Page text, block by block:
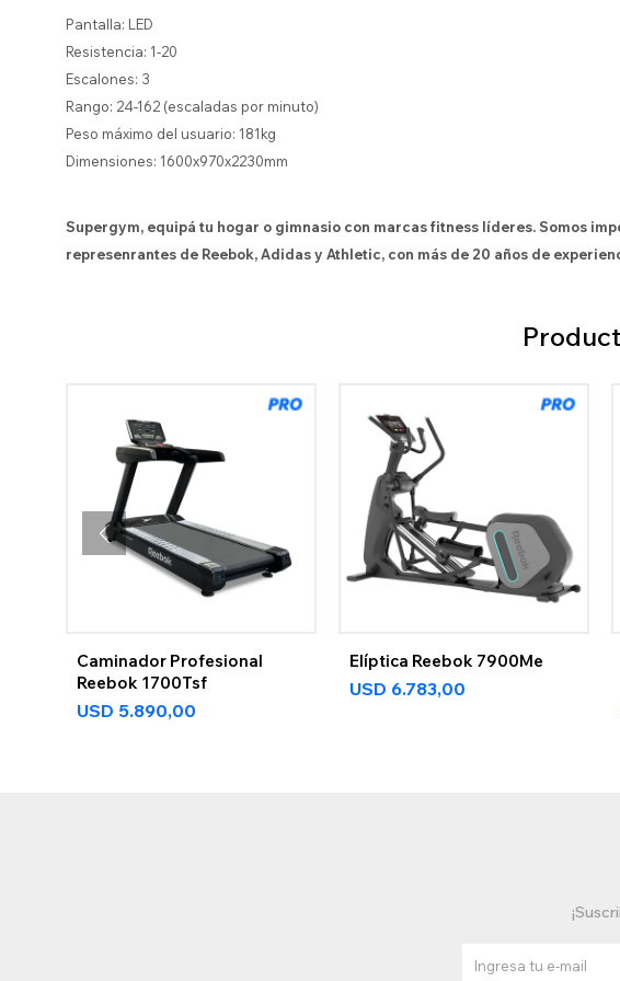
Pantalla: LED
Resistencia: 1-20
Escalones: 3
Rango: 24-162 (escaladas por minuto)
Peso máximo del usuario: 181kg
Dimensiones: 1600x970x2230mm
Supergym, equipá tu hogar o gimnasio con marcas fitness líderes. Somos
represenrantes de Reebok, Adidas y Athletic, con más de 20 años de
Caminador Profesional
Reebok 1700Tsf
USD 5.890,00
Elíptica Reebok 7900Me
USD 6.783,00